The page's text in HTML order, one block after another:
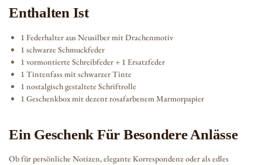
Enthalten Ist
1 Federhalter aus Neusilber mit Drachenmotiv
1 schwarze Schmuckfeder
1 vormontierte Schreibfeder + 1 Ersatzfeder
1 Tintenfass mit schwarzer Tinte
1 nostalgisch gestaltete Schriftrolle
1 Geschenkbox mit dezent rosafarbenem Marmorpapier
Ein Geschenk Für Besondere Anlässe
Ob für persönliche Notizen, elegante Korrespondenz oder als edles